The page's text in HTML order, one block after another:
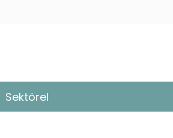
Sektörel